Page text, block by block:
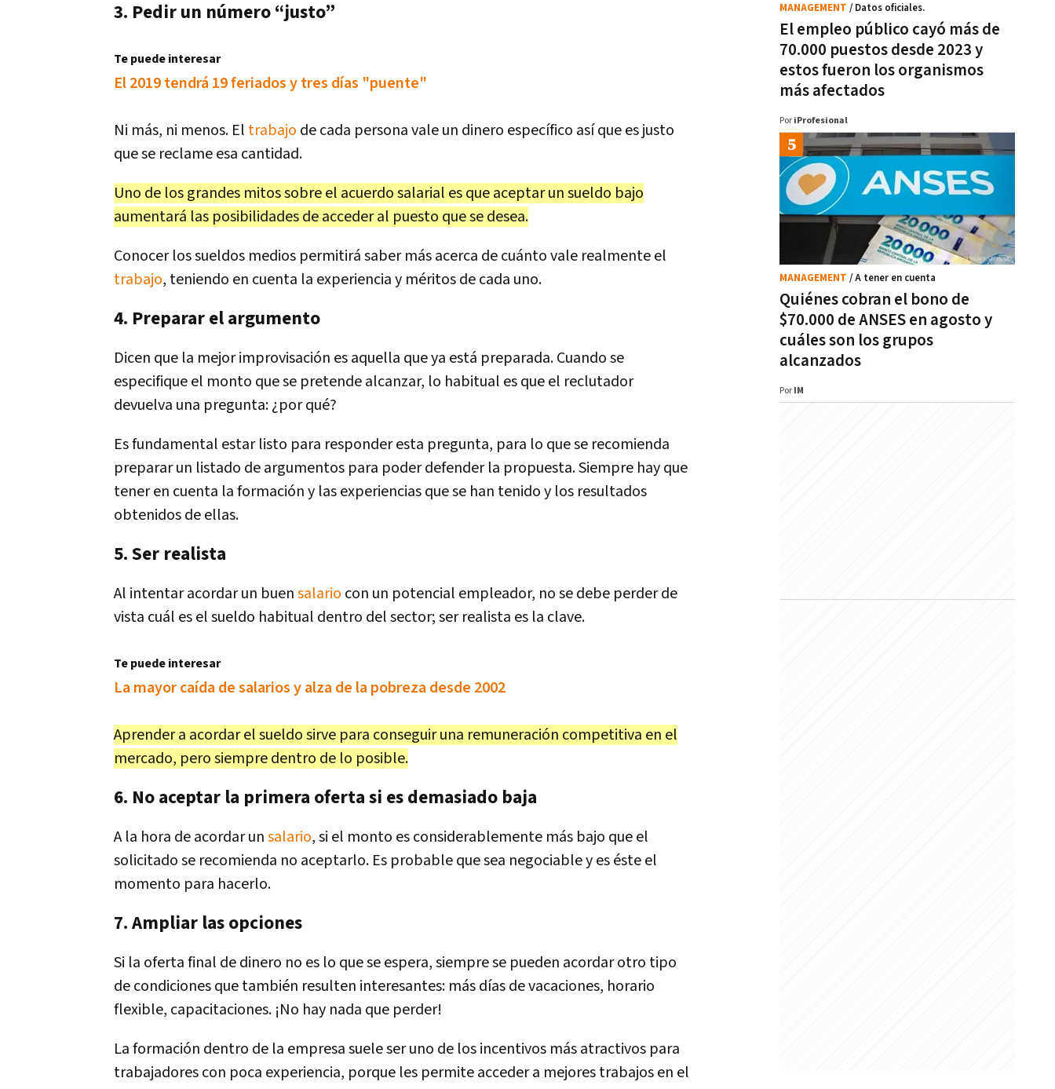
3. Pedir un número “justo”
Te puede interesar
El 2019 tendrá 19 feriados y tres días "puente"
Ni más, ni menos. El trabajo de cada persona vale un dinero específico así que es justo
que se reclame esa cantidad.
Uno de los grandes mitos sobre el acuerdo salarial es que aceptar un sueldo bajo
aumentará las posibilidades de acceder al puesto que se desea.
Conocer los sueldos medios permitirá saber más acerca de cuánto vale realmente el
trabajo, teniendo en cuenta la experiencia y méritos de cada uno.
4. Preparar el argumento
Dicen que la mejor improvisación es aquella que ya está preparada. Cuando se
especifique el monto que se pretende alcanzar, lo habitual es que el reclutador
devuelva una pregunta: ¿por qué?
Es fundamental estar listo para responder esta pregunta, para lo que se recomienda
preparar un listado de argumentos para poder defender la propuesta. Siempre hay que
tener en cuenta la formación y las experiencias que se han tenido y los resultados
obtenidos de ellas.
5. Ser realista
Al intentar acordar un buensalario con un potencial empleador, no se debe perder de
vista cuál es el sueldo habitual dentro del sector; ser realista es la clave.
Te puede interesar
La mayor caída de salarios y alza de la pobreza desde 2002
Aprender a acordar el sueldo sirve para conseguir una remuneración competitiva en el
mercado, pero siempre dentro de lo posible.
6. No aceptar la primera oferta si es demasiado baja
A la hora de acordar unsalario, si el monto es considerablemente más bajo que el
solicitado se recomienda no aceptarlo. Es probable que sea negociable y es éste el
momento para hacerlo.
7. Ampliar las opciones
Si la oferta final de dinero no es lo que se espera, siempre se pueden acordar otro tipo
de condiciones que también resulten interesantes: más días de vacaciones, horario
flexible, capacitaciones. ¡No hay nada que perder!
La formación dentro de la empresa suele ser uno de los incentivos más atractivos para
trabajadores con poca experiencia, porque les permite acceder a mejores trabajos en el
El empleo público cayó más de
70.000 puestos desde 2023 y
estos fueron los organismos
más afectados
MANAGEMENT / Datos oficiales.
Por iProfesional
Quiénes cobran el bono de
$70.000 de ANSES en agosto y
cuáles son los grupos
alcanzados
MANAGEMENT / A tener en cuenta
Por IM